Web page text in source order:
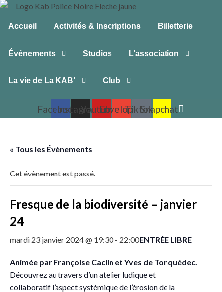
Accueil Activités & Inscriptions Billetterie
Événements Studios L’association
La vie de La KAB’ Club
FacebookInstagramYoutubeEnvelopeTiktokSnapchat
« Tous les Évènements
Cet évènement est passé.
Fresque de la biodiversité – janvier
24
mardi 23 janvier 2024 @ 19:30- 22:00ENTRÉE LIBRE
Animée par Françoise Caclin et Yves de Tonquédec.
Découvrez au travers d’un atelier ludique et
collaboratif l’aspect systémique de l’érosion de la